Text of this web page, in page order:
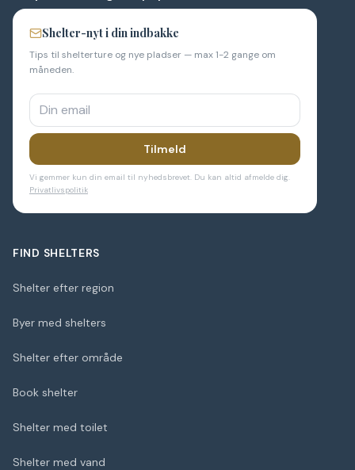
Shelter-nyt i din indbakke
Tips til shelterture og nye pladser — max 1-2 gange om
måneden.
Tilmeld
Vi gemmer kun din email til nyhedsbrevet. Du kan altid afmelde dig.
Privatlivspolitik
FIND SHELTERS
Shelter efter region
Byer med shelters
Shelter efter område
Book shelter
Shelter med toilet
Shelter med vand